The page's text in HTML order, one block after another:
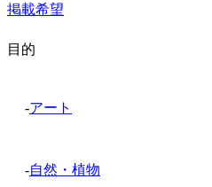
掲載希望
目的
-アート
-自然・植物